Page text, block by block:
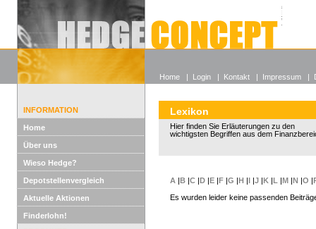
Alle
Wieso
INFORMATION
Home
Über uns
Wieso Hedge?
Depotstellenvergleich
Aktuelle Aktionen
Finderlohn!
Lexikon
Hier finden Sie Erläuterungen zu den
wichtigsten Begriffen aus dem
A |B |C |D |E |F |G |H |I |J |K |L |M |N |O |
Es wurden leider keine passenden
Home | Login | Kontakt | Impressum |